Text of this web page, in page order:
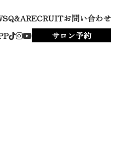
Q&ARECRUITお問い合わせ
サロン予約